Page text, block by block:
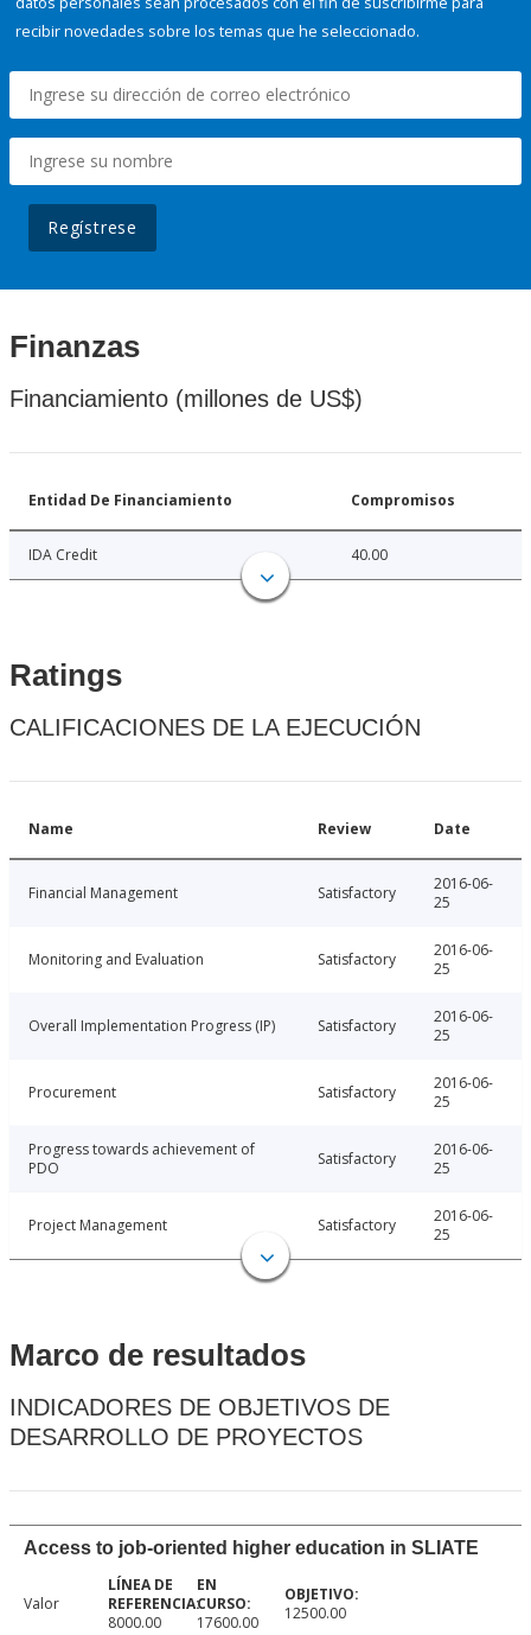
recibir novedades sobre los temas que he seleccionado.
Regístrese
Finanzas
Financiamiento (millones de US$)
Entidad De Financiamiento Compromisos
IDA Credit 40.00
Ratings
CALIFICACIONES DE LA EJECUCIÓN
Name Review Date
Financial Management Satisfactory
2016-06-
25
Monitoring and Evaluation Satisfactory
2016-06-
25
Overall Implementation Progress (IP) Satisfactory
2016-06-
25
Procurement Satisfactory
2016-06-
25
Progress towards achievement of
PDO
Satisfactory
2016-06-
25
Project Management Satisfactory
2016-06-
25
Marco de resultados
INDICADORES DE OBJETIVOS DE
DESARROLLO DE PROYECTOS
Access to job-oriented higher education in SLIATE
Valor
8000.00
17600.00 12500.00